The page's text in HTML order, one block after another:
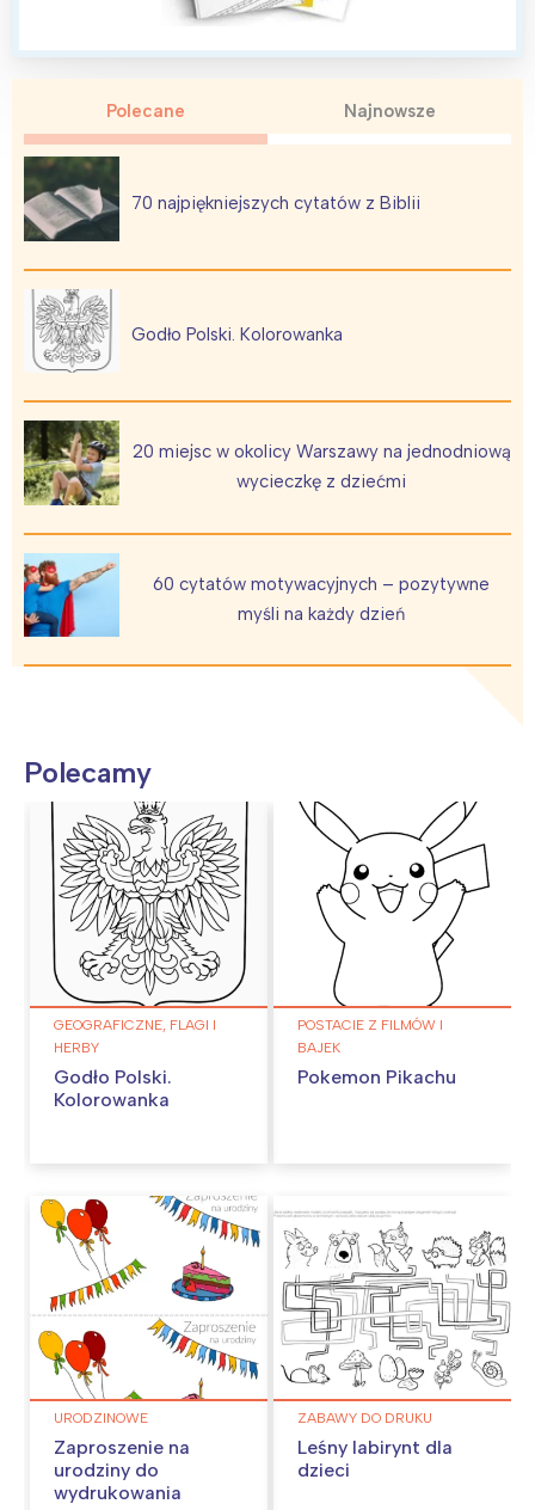
Polecane Najnowsze
70 najpiękniejszych cytatów z Biblii
Godło Polski. Kolorowanka
20 miejsc w okolicy Warszawy na jednodniową
wycieczkę z dziećmi
60 cytatów motywacyjnych – pozytywne
myśli na każdy dzień
Polecamy
GEOGRAFICZNE, FLAGI I
HERBY
Godło Polski.
Kolorowanka
POSTACIE Z FILMÓW I
BAJEK
Pokemon Pikachu
URODZINOWE
Zaproszenie na
urodziny do
wydrukowania
ZABAWY DO DRUKU
Leśny labirynt dla
dzieci
Interesują mnie wydarzenia z
Warszawa
Łódź
Trójmiasto
Poznań
Kraków
Wybieram